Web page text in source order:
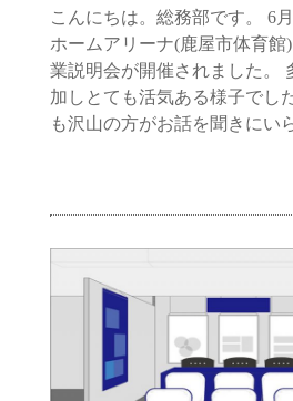
こんにちは。総務部です。 6
ホームアリーナ(鹿屋市体育館
業説明会が開催されました。
加しとても活気ある様子でし
も沢山の方がお話を聞きにい